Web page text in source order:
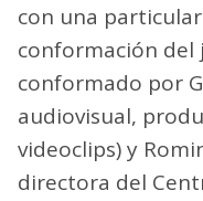
con una
conformación del
conformado por
audiovisual,
videoclips) y
directora del